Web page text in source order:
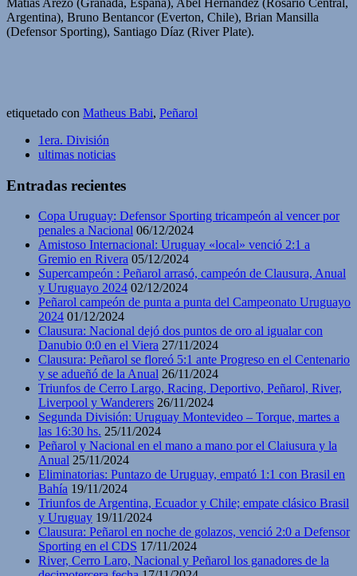
Matías Arezo (Granada, España), Abel Hernández (Rosario Central,
Argentina), Bruno Bentancor (Everton, Chile), Brian Mansilla
(Defensor Sporting), Santiago Díaz (River Plate).
etiquetado con Matheus Babi, Peñarol
1era. División
ultimas noticias
Entradas recientes
Copa Uruguay: Defensor Sporting tricampeón al vencer por
penales a Nacional 06/12/2024
Amistoso Internacional: Uruguay «local» venció 2:1 a
Gremio en Rivera 05/12/2024
Supercampeón : Peñarol arrasó, campeón de Clausura, Anual
y Uruguayo 2024 02/12/2024
Peñarol campeón de punta a punta del Campeonato Uruguayo
2024 01/12/2024
Clausura: Nacional dejó dos puntos de oro al igualar con
Danubio 0:0 en el Viera 27/11/2024
Clausura: Peñarol se floreó 5:1 ante Progreso en el Centenario
y se adueñó de la Anual 26/11/2024
Triunfos de Cerro Largo, Racing, Deportivo, Peñarol, River,
Liverpool y Wanderers 26/11/2024
Segunda División: Uruguay Montevideo – Torque, martes a
las 16:30 hs. 25/11/2024
Peñarol y Nacional en el mano a mano por el Claiusura y la
Anual 25/11/2024
Eliminatorias: Puntazo de Uruguay, empató 1:1 con Brasil en
Bahía 19/11/2024
Triunfos de Argentina, Ecuador y Chile; empate clásico Brasil
y Uruguay 19/11/2024
Clausura: Peñarol en noche de golazos, venció 2:0 a Defensor
Sporting en el CDS 17/11/2024
River, Cerro Laro, Nacional y Peñarol los ganadores de la